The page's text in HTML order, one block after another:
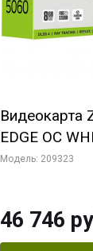
Видеокарта
EDGE OC
128bit 3xDP
Модель: 209323
46 746